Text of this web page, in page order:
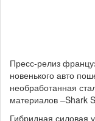
Пресс-релиз
новенького авто
необработанная
материалов –Shark
Гибридная силовая